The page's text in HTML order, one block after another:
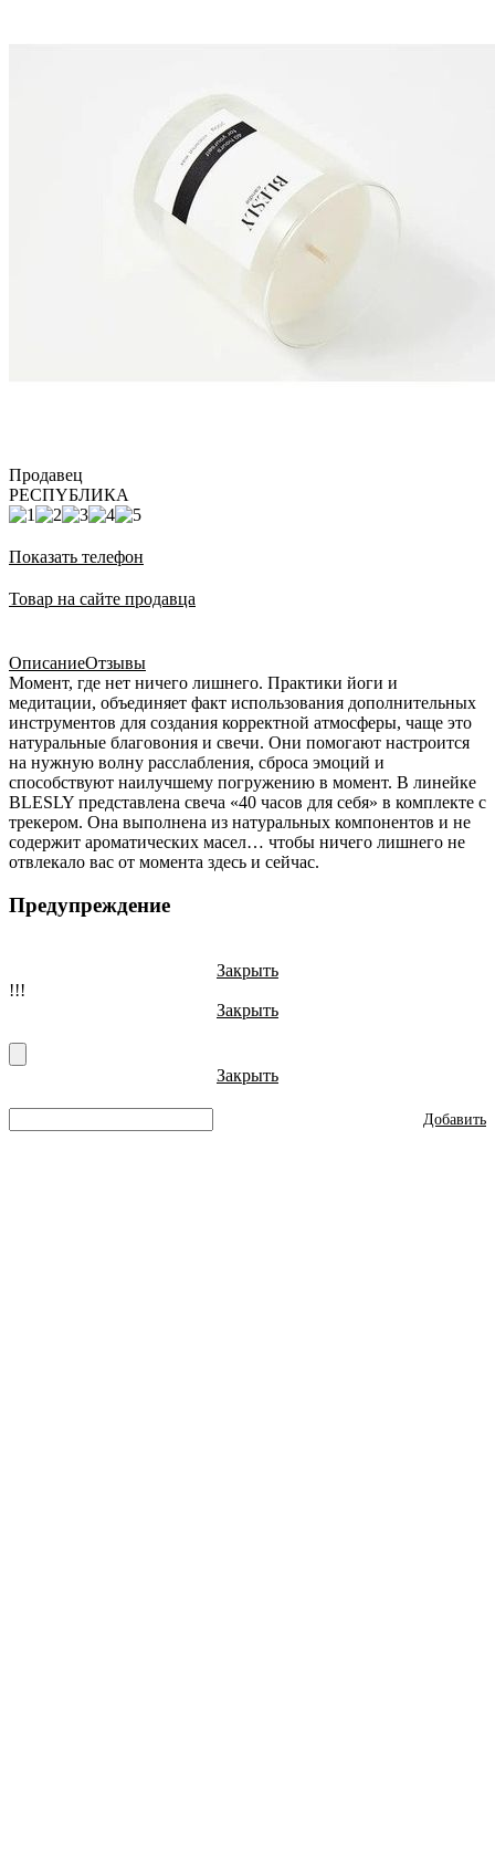
Продавец
РЕСПYБЛИКА
Показать телефон
Товар на сайте продавца
ОписаниеОтзывы
Момент, где нет ничего лишнего. Практики йоги и
медитации, объединяет факт использования дополнительных
инструментов для создания корректной атмосферы, чаще это
натуральные благовония и свечи. Они помогают настроится
на нужную волну расслабления, сброса эмоций и
способствуют наилучшему погружению в момент. В линейке
BLESLY представлена свеча «40 часов для себя» в комплекте с
трекером. Она выполнена из натуральных компонентов и не
содержит ароматических масел… чтобы ничего лишнего не
отвлекало вас от момента здесь и сейчас.
Предупреждение
Закрыть
!!!
Закрыть
Закрыть
Добавить